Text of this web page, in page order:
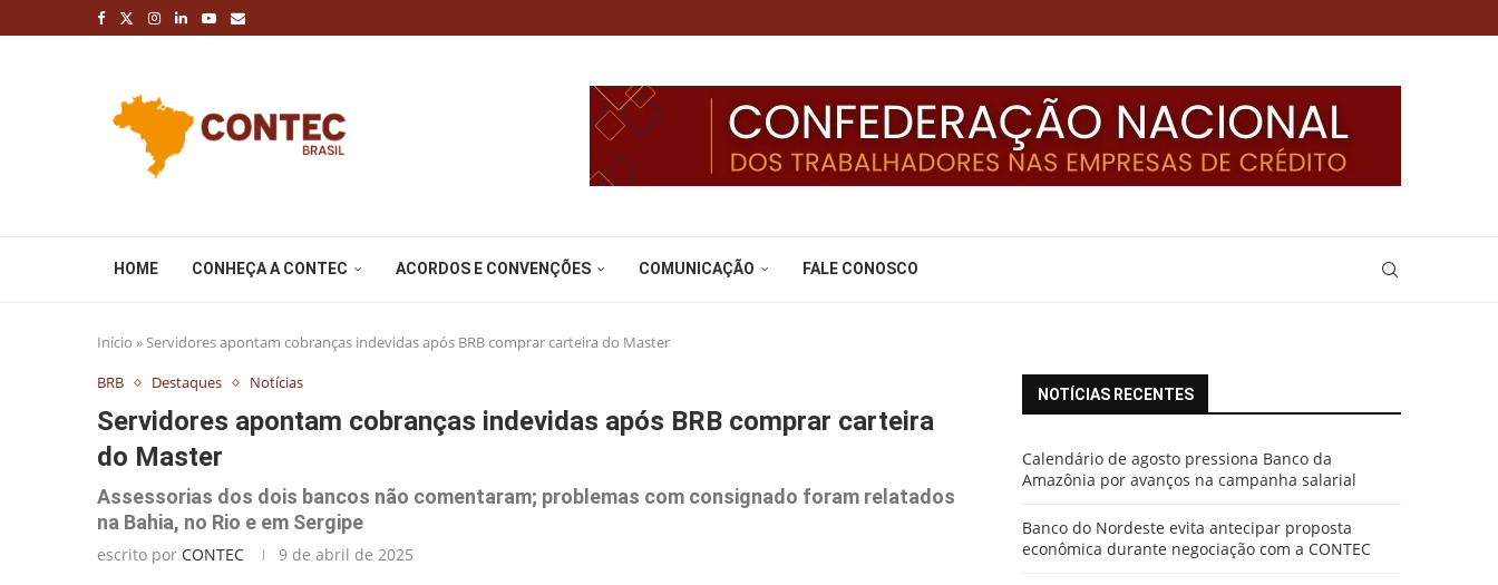
HOME CONHEÇA A CONTEC ACORDOS E CONVENÇÕES COMUNICAÇÃO FALE CONOSCO
Início »Servidores apontam cobranças indevidas após BRB comprar carteira do Master
BRB
Destaques Notícias
Servidores apontam cobranças indevidas após BRB comprar carteira
do Master
Assessorias dos dois bancos não comentaram; problemas com consignado foram relatados
na Bahia, no Rio e em Sergipe
escrito por CONTEC 9 de abril de 2025
NOTÍCIAS RECENTES
Calendário de agosto pressiona Banco da
Amazônia por avanços na campanha salarial
Banco do Nordeste evita antecipar proposta
econômica durante negociação com a CONTEC